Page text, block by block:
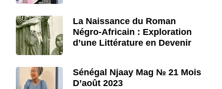
La Naissance du Roman
Négro-Africain : Exploration
d’une Littérature en Devenir
Sénégal Njaay Mag № 21 Mois
D’août 2023